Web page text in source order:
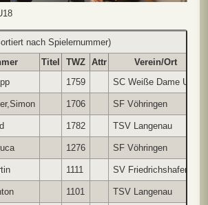
nach Spielernummer)
Titel TWZ Attr Verein/Ort
1759 SC Weiße Dame Ulm
1706 SF Vöhringen
1782 TSV Langenau
1276 SF Vöhringen
1111 SV Friedrichshafen
1101 TSV Langenau